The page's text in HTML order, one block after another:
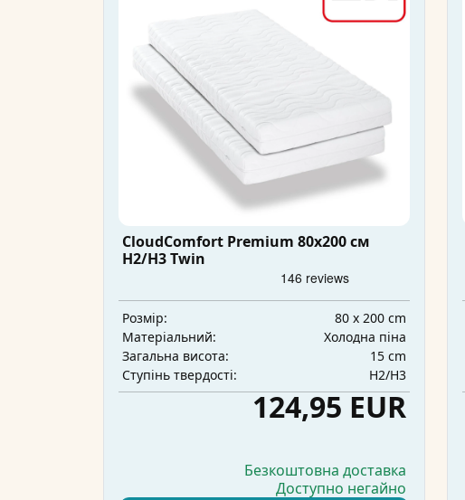
CloudComfort Premium 80x200 см
H2/H3 Twin
Розмір:
80 x 200 cm
Матеріальний:
Холодна піна
Загальна висота:
15 cm
Ступінь твердості:
H2/H3
124,95 EUR
Безкоштовна доставка
Доступно негайно